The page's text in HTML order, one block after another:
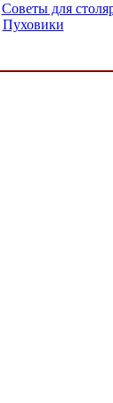
Советы для
Пуховики